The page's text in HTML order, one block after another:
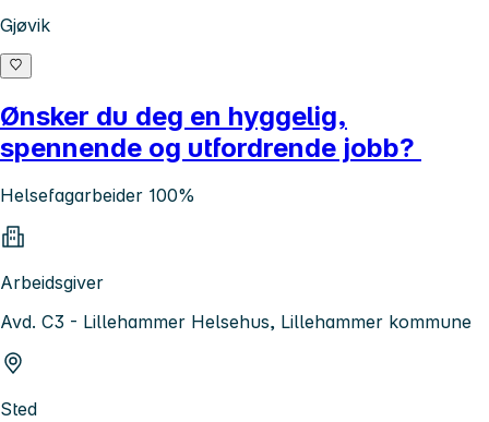
Gjøvik
Ønsker du deg en hyggelig,
spennende og utfordrende jobb?
Helsefagarbeider 100%
Arbeidsgiver
Avd. C3 - Lillehammer Helsehus, Lillehammer kommune
Sted